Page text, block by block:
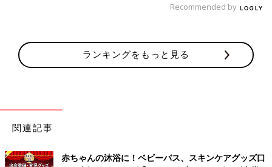
Recommended by
ランキングをもっと見る
関連記事
赤ちゃんの沐浴に！ベビーバス、スキンケアグッズ口